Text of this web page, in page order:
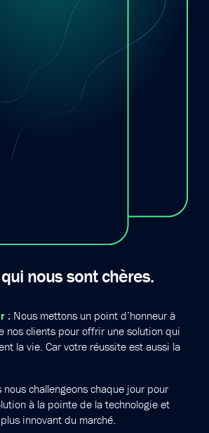
nous sont chères.
: Nous mettons un point d’honneur à
nos clients pour offrir une solution qui
la vie. Car votre réussite est aussi la
nous challengeons chaque jour pour
à la pointe de la technologie et
innovant du marché.